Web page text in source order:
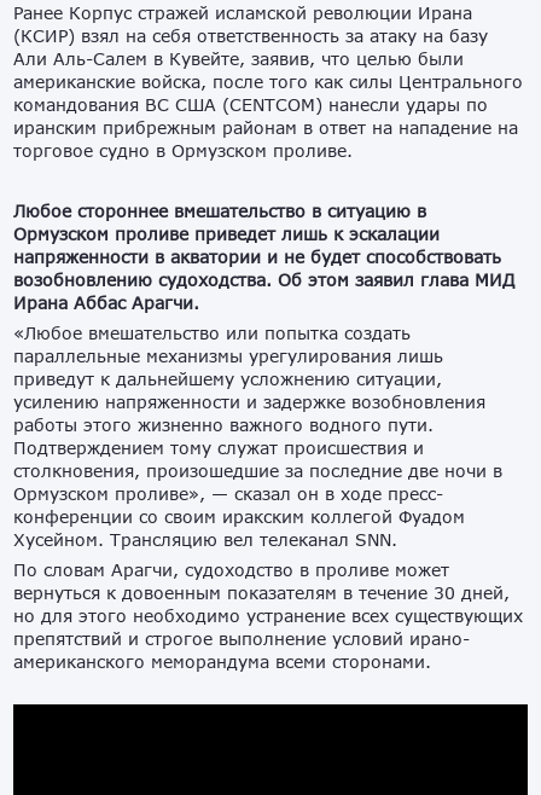
Ранее Корпус стражей исламской революции Ирана
(КСИР) взял на себя ответственность за атаку на базу
Али Аль-Салем в Кувейте, заявив, что целью были
американские войска, после того как силы Центрального
командования ВС США (CENTCOM) нанесли удары по
иранским прибрежным районам в ответ на нападение на
торговое судно в Ормузском проливе.
Любое стороннее вмешательство в ситуацию в
Ормузском проливе приведет лишь к эскалации
напряженности в акватории и не будет способствовать
возобновлению судоходства. Об этом заявил глава МИД
Ирана Аббас Арагчи.
«Любое вмешательство или попытка создать
параллельные механизмы урегулирования лишь
приведут к дальнейшему усложнению ситуации,
усилению напряженности и задержке возобновления
работы этого жизненно важного водного пути.
Подтверждением тому служат происшествия и
столкновения, произошедшие за последние две ночи в
Ормузском проливе», — сказал он в ходе пресс-
конференции со своим иракским коллегой Фуадом
Хусейном. Трансляцию вел телеканал SNN.
По словам Арагчи, судоходство в проливе может
вернуться к довоенным показателям в течение 30 дней,
но для этого необходимо устранение всех существующих
препятствий и строгое выполнение условий ирано-
американского меморандума всеми сторонами.